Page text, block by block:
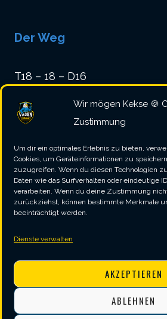
Wir mögen Kekse 🍪
Zustimmung
Um dir ein optimales Erlebnis zu bieten,
Cookies, um Geräteinformationen zu
zuzugreifen. Wenn du diesen Technologien
Daten wie das Surfverhalten oder eindeutige
verarbeiten. Wenn du deine Zustimmung
zurückziehst, können bestimmte Merkmale
beeinträchtigt werden.
Dienste verwalten
AKZEPTIEREN
ABLEHNEN
Der Weg
T18 – 18 – D16
Einschätzung
Der Weg über die 18 ist –
natürlich wunderschön.
Ausrutscher des
angrenzende 4 ist nicht
da sich dadurch mit
hervorragendes 2-Dart-
D20).
Gefährlich ist aber die